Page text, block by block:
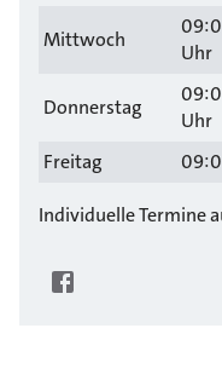
Mittwoch
Uhr
Donnerstag
Uhr
Freitag
Individuelle Termine